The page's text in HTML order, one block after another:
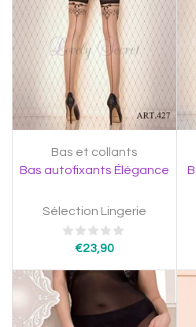
Bas et collants
Bas autofixants Élégance
Sélection Lingerie
€23,90